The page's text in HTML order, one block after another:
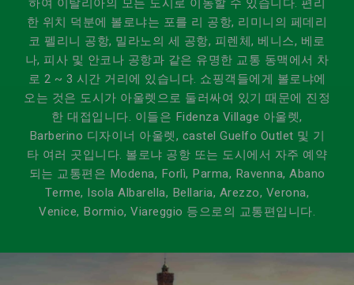
한 위치 덕분에 볼로냐는 포를 리 공항, 리미니의 페데리
코 펠리니 공항, 밀라노의 세 공항, 피렌체, 베니스, 베로
나, 피사 및 안코나 공항과 같은 유명한 교통 동맥에서 차
로 2 ~ 3 시간 거리에 있습니다. 쇼핑객들에게 볼로냐에
오는 것은 도시가 아울렛으로 둘러싸여 있기 때문에 진정
한 대접입니다. 이들은 Fidenza Village 아울렛,
Barberino 디자이너 아울렛, castel Guelfo Outlet 및 기
타 여러 곳입니다. 볼로냐 공항 또는 도시에서 자주 예약
되는 교통편은 Modena, Forlì, Parma, Ravenna, Abano
Terme, Isola Albarella, Bellaria, Arezzo, Verona,
Venice, Bormio, Viareggio 등으로의 교통편입니다.